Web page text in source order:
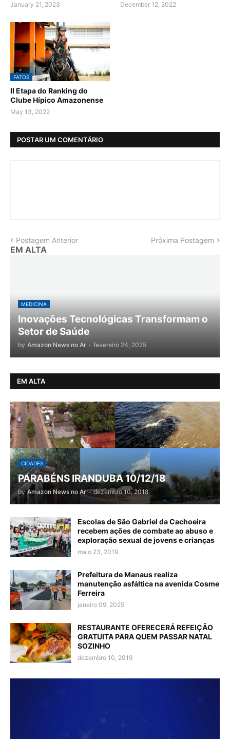
January 21, 2023 December 12, 2022
FATOS
II Etapa do Ranking do
Clube Hípico Amazonense
May 13, 2022
POSTAR UM COMENTÁRIO
Postagem Anterior Próxima Postagem
EM ALTA
MEDICINA
Inovações Tecnológicas Transformam o
Setor de Saúde
by Amazon News no Ar - fevereiro 24, 2025
EM ALTA
CIDADES
PARABÉNS IRANDUBA 10/12/18
by Amazon News no Ar - dezembro 10, 2018
Escolas de São Gabriel da Cachoeira
recebem ações de combate ao abuso e
exploração sexual de jovens e crianças
maio 23, 2019
Prefeitura de Manaus realiza
manutenção asfáltica na avenida Cosme
Ferreira
janeiro 09, 2025
RESTAURANTE OFERECERÁ REFEIÇÃO
GRATUITA PARA QUEM PASSAR NATAL
SOZINHO
dezembro 10, 2019